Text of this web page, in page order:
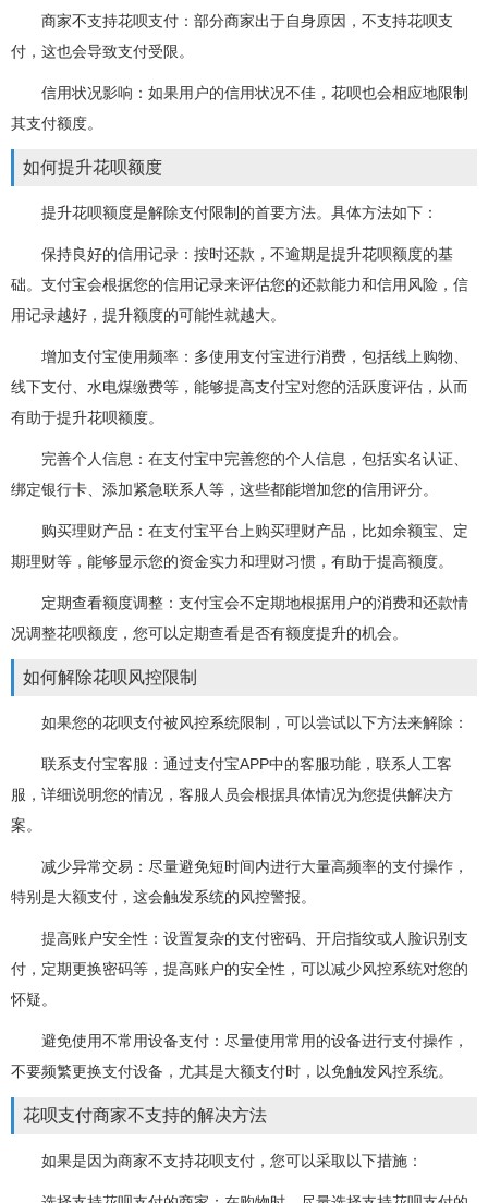
商家不支持花呗支付：部分商家出于自身原因，不支持花呗支
付，这也会导致支付受限。
信用状况影响：如果用户的信用状况不佳，花呗也会相应地限制
其支付额度。
如何提升花呗额度
提升花呗额度是解除支付限制的首要方法。具体方法如下：
保持良好的信用记录：按时还款，不逾期是提升花呗额度的基
础。支付宝会根据您的信用记录来评估您的还款能力和信用风险，信
用记录越好，提升额度的可能性就越大。
增加支付宝使用频率：多使用支付宝进行消费，包括线上购物、
线下支付、水电煤缴费等，能够提高支付宝对您的活跃度评估，从而
有助于提升花呗额度。
完善个人信息：在支付宝中完善您的个人信息，包括实名认证、
绑定银行卡、添加紧急联系人等，这些都能增加您的信用评分。
购买理财产品：在支付宝平台上购买理财产品，比如余额宝、定
期理财等，能够显示您的资金实力和理财习惯，有助于提高额度。
定期查看额度调整：支付宝会不定期地根据用户的消费和还款情
况调整花呗额度，您可以定期查看是否有额度提升的机会。
如何解除花呗风控限制
如果您的花呗支付被风控系统限制，可以尝试以下方法来解除：
联系支付宝客服：通过支付宝APP中的客服功能，联系人工客
服，详细说明您的情况，客服人员会根据具体情况为您提供解决方
案。
减少异常交易：尽量避免短时间内进行大量高频率的支付操作，
特别是大额支付，这会触发系统的风控警报。
提高账户安全性：设置复杂的支付密码、开启指纹或人脸识别支
付，定期更换密码等，提高账户的安全性，可以减少风控系统对您的
怀疑。
避免使用不常用设备支付：尽量使用常用的设备进行支付操作，
不要频繁更换支付设备，尤其是大额支付时，以免触发风控系统。
花呗支付商家不支持的解决方法
如果是因为商家不支持花呗支付，您可以采取以下措施：